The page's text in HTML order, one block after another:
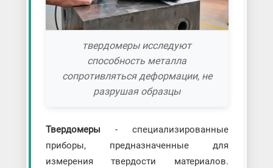
твердомеры исследуют
способность металла
сопротивляться деформации, не
разрушая образцы
Твердомеры - специализированные
приборы, предназначенные для
измерения твердости материалов.